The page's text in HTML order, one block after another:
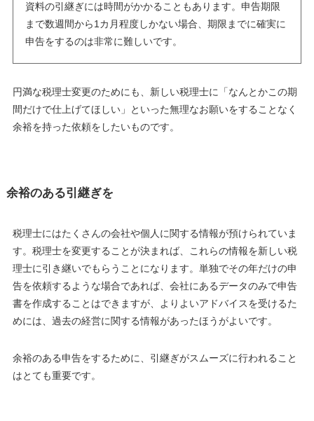
資料の引継ぎには時間がかかることもあります。申告期限
まで数週間から1カ月程度しかない場合、期限までに確実に
申告をするのは非常に難しいです。
円満な税理士変更のためにも、新しい税理士に「なんとかこの期
間だけで仕上げてほしい」といった無理なお願いをすることなく
余裕を持った依頼をしたいものです。
余裕のある引継ぎを
税理士にはたくさんの会社や個人に関する情報が預けられていま
す。税理士を変更することが決まれば、これらの情報を新しい税
理士に引き継いでもらうことになります。単独でその年だけの申
告を依頼するような場合であれば、会社にあるデータのみで申告
書を作成することはできますが、よりよいアドバイスを受けるた
めには、過去の経営に関する情報があったほうがよいです。
余裕のある申告をするために、引継ぎがスムーズに行われること
はとても重要です。